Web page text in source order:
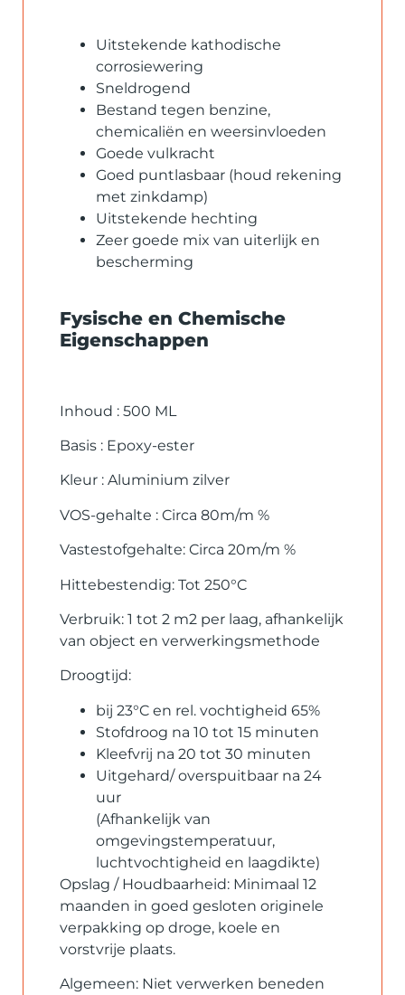
Uitstekende kathodische
corrosiewering
Sneldrogend
Bestand tegen benzine,
chemicaliën en weersinvloeden
Goede vulkracht
Goed puntlasbaar (houd rekening
met zinkdamp)
Uitstekende hechting
Zeer goede mix van uiterlijk en
bescherming
Fysische en Chemische
Eigenschappen
Inhoud : 500 ML
Basis : Epoxy-ester
Kleur : Aluminium zilver
VOS-gehalte : Circa 80m/m %
Vastestofgehalte: Circa 20m/m %
Hittebestendig: Tot 250°C
Verbruik: 1 tot 2 m2 per laag, afhankelijk
van object en verwerkingsmethode
Droogtijd:
bij 23°C en rel. vochtigheid 65%
Stofdroog na 10 tot 15 minuten
Kleefvrij na 20 tot 30 minuten
Uitgehard/ overspuitbaar na 24
uur
(Afhankelijk van
omgevingstemperatuur,
luchtvochtigheid en laagdikte)
Opslag / Houdbaarheid: Minimaal 12
maanden in goed gesloten originele
verpakking op droge, koele en
vorstvrije plaats.
Algemeen: Niet verwerken beneden